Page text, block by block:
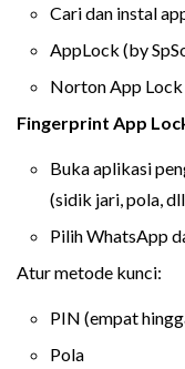
Cari dan instal
AppLock (by
Norton App Lock
Fingerprint App
Buka aplikasi
(sidik jari, pola,
Pilih WhatsApp
Atur metode kunci:
PIN (empat
Pola